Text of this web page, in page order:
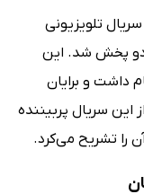
یک سریال تلویزیونی
پخش شد. این
داشت و برایان
سریال پربیننده
را تشریح می‌کرد.